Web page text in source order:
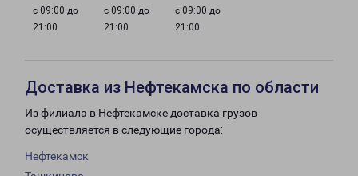
с 09:00 до
21:00
с 09:00 до
21:00
с 09:00 до
21:00
Доставка из Нефтекамска по области
Из филиала в Нефтекамске доставка грузов
осуществляется в следующие города:
Нефтекамск